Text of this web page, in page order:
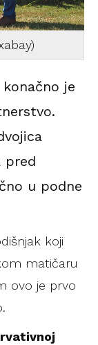
je
pred
u podne
koji
matičaru
ovo je prvo